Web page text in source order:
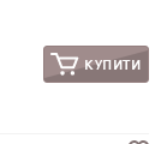
КУПИТИ